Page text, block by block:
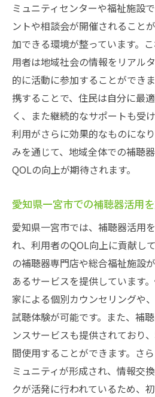
ミュニティセンターや福祉施設
ントや相談会が開催されること
加できる環境が整っています。
用者は地域社会の情報をリアル
的に活動に参加することができ
携することで、住民は自分に最
く、また継続的なサポートも受
利用がさらに効果的なものにな
みを通じて、地域全体での補聴
QOLの向上が期待されます。
愛知県一宮市での補聴器活用
愛知県一宮市では、補聴器活用
れ、利用者のQOL向上に貢献し
の補聴器専門店や総合福祉施設
あるサービスを提供しています
家による個別カウンセリングや
試聴体験が可能です。また、補
ンスサービスも提供されており
間使用することができます。さ
ミュニティが形成され、情報交
クが活発に行われているため、